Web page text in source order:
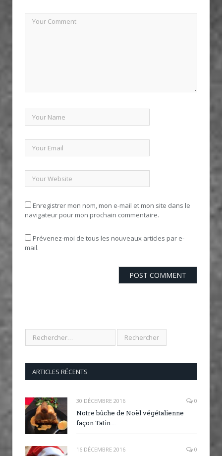
Enregistrer mon nom, mon e-mail et mon site dans le
navigateur pour mon prochain commentaire.
Prévenez-moi de tous les nouveaux articles par e-
mail.
ARTICLES RÉCENTS
30 DÉCEMBRE 2016 0
Notre bûche de Noël végétalienne
façon Tatin….
16 DÉCEMBRE 2016 0